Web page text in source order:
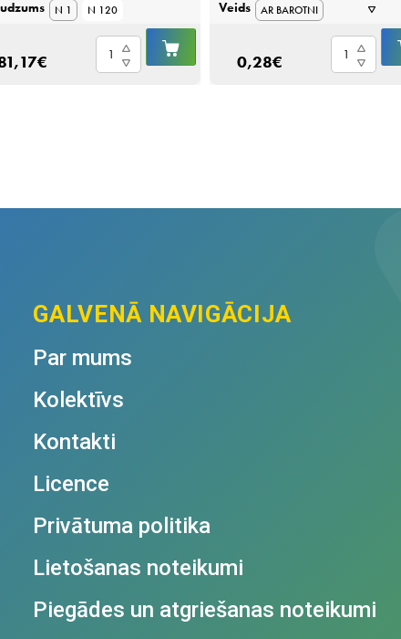
N 1 N 120
€
Taurenis
8
GROZĀ
Veids
AR BAROTNI
0,28€
svābs
GALVENĀ NAVIGĀCIJA
Par mums
Kolektīvs
Kontakti
Licence
Privātuma politika
Lietošanas noteikumi
Piegādes un atgriešanas noteikumi